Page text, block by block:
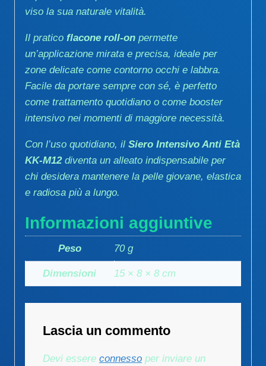
viso la sua naturale vitalità.
Il pratico flacone roll-on permette
un’applicazione mirata e precisa, ideale per
zone delicate come contorno occhi e labbra.
Facile da portare sempre con sé, è perfetto
come trattamento quotidiano o come booster
intensivo nei momenti di maggiore necessità.
Con l’uso quotidiano, il Siero Intensivo Anti Età
KK-M12diventa un alleato indispensabile per
chi desidera mantenere la pelle giovane, elastica
e radiosa più a lungo.
Informazioni aggiuntive
Peso 70 g
Dimensioni 15 × 8 × 8 cm
Lascia un commento
Devi essere connesso per inviare un